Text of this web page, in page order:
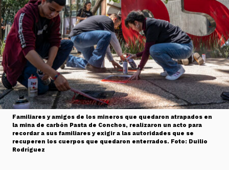
Familiares y amigos de los mineros que quedaron atrapados en
la mina de carbón Pasta de Conchos, realizaron un acto para
recordar a sus familiares y exigir a las autoridades que se
recuperen los cuerpos que quedaron enterrados. Foto: Duilio
Rodríguez